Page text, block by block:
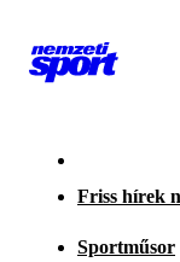
Friss hírek
Sportműsor